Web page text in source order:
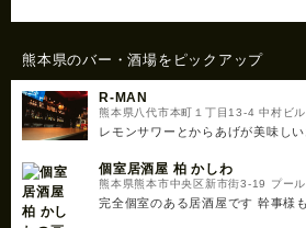
熊本県のバー・酒場をピックアップ
R-MAN
熊本県八代市本町１丁目13-4 中村ビ
レモンサワーとからあげが美味し
個室居酒屋 柏 かしわ
熊本県熊本市中央区新市街3-19 プー
完全個室のある居酒屋です 幹事様